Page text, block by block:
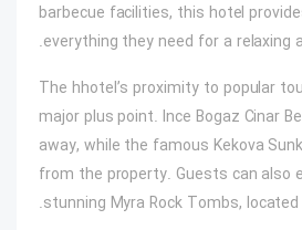
barbecue facilities, this hotel
everything they need for a relaxing
The hhotel’s proximity to popular
major plus point. Ince Bogaz Cinar
away, while the famous Kekova
from the property. Guests can also
stunning Myra Rock Tombs,